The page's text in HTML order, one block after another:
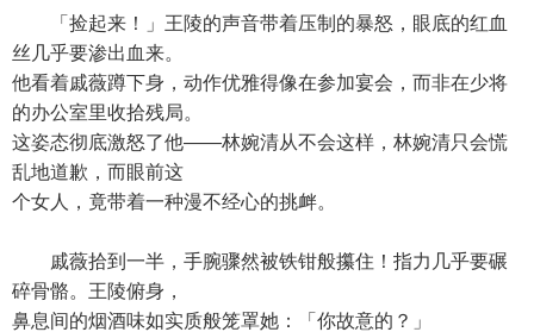
「捡起来！」王陵的声音带着压制的暴怒，眼底的红血
丝几乎要渗出血来。
他看着戚薇蹲下身，动作优雅得像在参加宴会，而非在少将
的办公室里收拾残局。
这姿态彻底激怒了他——林婉清从不会这样，林婉清只会慌
乱地道歉，而眼前这
个女人，竟带着一种漫不经心的挑衅。
戚薇拾到一半，手腕骤然被铁钳般攥住！指力几乎要碾
碎骨骼。王陵俯身，
鼻息间的烟酒味如实质般笼罩她：「你故意的？」